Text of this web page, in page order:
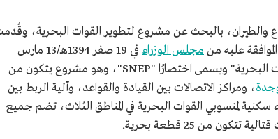
والطيران، بالبحث عن مشروع لتطوير القوات البحرية،
عليه من مجلس الوزراء
في 19 صفر 1394هـ/13 مارس
1974م، إلى أن انطلق المشروع باسم "برنامج تطوير القوات البحرية" ويسمى اختصارًا "SNEP"، وهو مشروع يتكون من
، ومراكز الاتصالات بين القيادة والقواعد، وآلية الربط بين
سكنية لمنسوبي القوات البحرية في المناطق الثلاث، تضم جميع
من 25 قطعة بحرية.